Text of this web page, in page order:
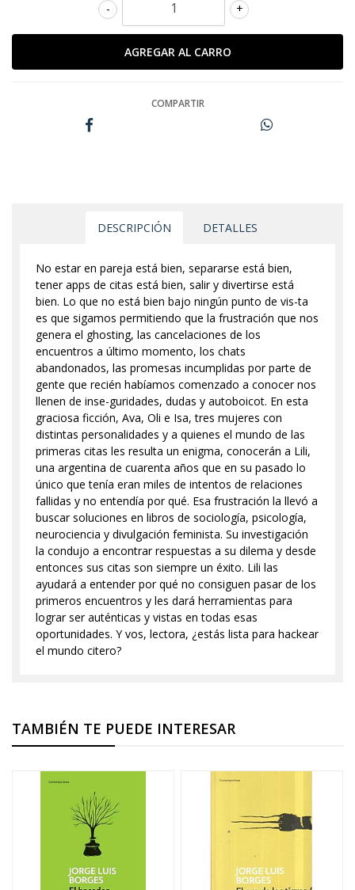
+
-
COMPARTIR
DESCRIPCIÓN DETALLES
No estar en pareja está bien, separarse está bien,
tener apps de citas está bien, salir y divertirse está
bien. Lo que no está bien bajo ningún punto de vis-ta
es que sigamos permitiendo que la frustración que nos
genera el ghosting, las cancelaciones de los
encuentros a último momento, los chats
abandonados, las promesas incumplidas por parte de
gente que recién habíamos comenzado a conocer nos
llenen de inse-guridades, dudas y autoboicot. En esta
graciosa ficción, Ava, Oli e Isa, tres mujeres con
distintas personalidades y a quienes el mundo de las
primeras citas les resulta un enigma, conocerán a Lili,
una argentina de cuarenta años que en su pasado lo
único que tenía eran miles de intentos de relaciones
fallidas y no entendía por qué. Esa frustración la llevó a
buscar soluciones en libros de sociología, psicología,
neurociencia y divulgación feminista. Su investigación
la condujo a encontrar respuestas a su dilema y desde
entonces sus citas son siempre un éxito. Lili las
ayudará a entender por qué no consiguen pasar de los
primeros encuentros y les dará herramientas para
lograr ser auténticas y vistas en todas esas
oportunidades. Y vos, lectora, ¿estás lista para hackear
el mundo citero?
TAMBIÉN TE PUEDE INTERESAR